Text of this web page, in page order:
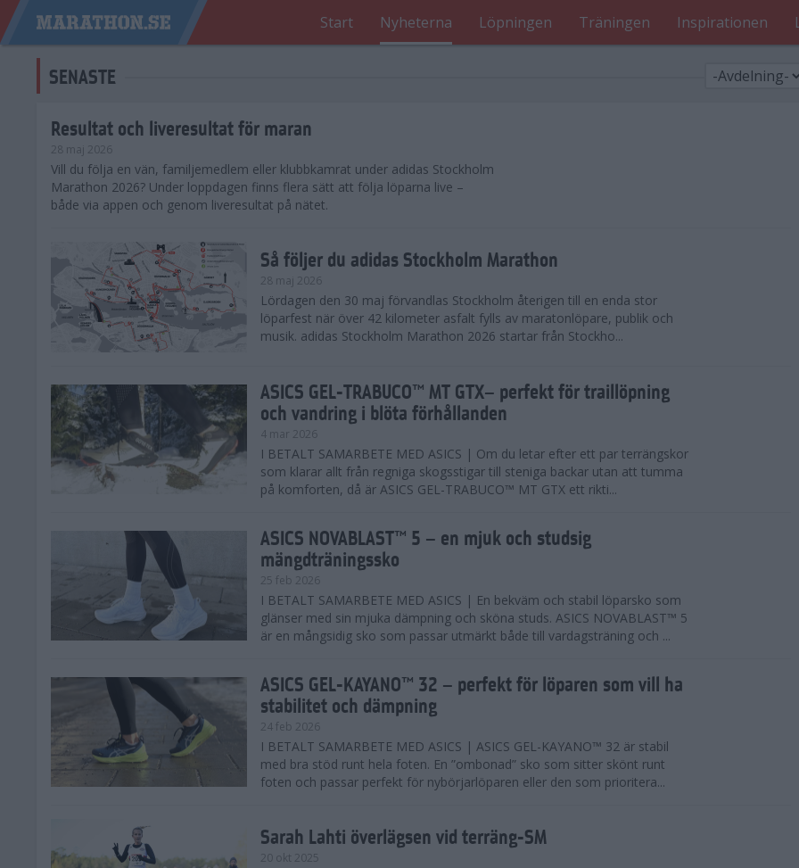
Start Nyheterna Löpningen Träningen Inspirationen
SENASTE
Resultat och liveresultat för maran
28 maj 2026
​Vill du följa en vän, familjemedlem eller klubbkamrat under adidas Stockholm
Marathon 2026? Under loppdagen finns flera sätt att följa löparna live –
både via appen och genom liveresultat på nätet.
Så följer du adidas Stockholm Marathon
28 maj 2026
Lördagen den 30 maj förvandlas Stockholm återigen till en enda stor
löparfest när över 42 kilometer asfalt fylls av maratonlöpare, publik och
musik. adidas Stockholm Marathon 2026 startar från Stockho...
ASICS GEL-TRABUCO™ MT GTX– perfekt för traillöpning
och vandring i blöta förhållanden
4 mar 2026
I BETALT SAMARBETE MED ASICS | Om du letar efter ett par terrängskor
som klarar allt från regniga skogsstigar till steniga backar utan att tumma
på komforten, då är ASICS GEL-TRABUCO™ MT GTX ett rikti...
ASICS NOVABLAST™ 5 – en mjuk och studsig
mängdträningssko
25 feb 2026
I BETALT SAMARBETE MED ASICS | En bekväm och stabil löparsko som
glänser med sin mjuka dämpning och sköna studs. ASICS NOVABLAST™ 5
är en mångsidig sko som passar utmärkt både till vardagsträning och ...
ASICS GEL-KAYANO™ 32 – perfekt för löparen som vill ha
stabilitet och dämpning
24 feb 2026
I BETALT SAMARBETE MED ASICS | ASICS GEL-KAYANO™ 32 är stabil
med bra stöd runt hela foten. En ”ombonad” sko som sitter skönt runt
foten och passar perfekt för nybörjarlöparen eller den som prioritera...
Sarah Lahti överlägsen vid terräng-SM
20 okt 2025